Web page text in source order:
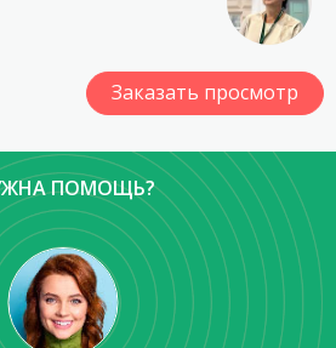
Заказать просмотр
ПОМОЩЬ?